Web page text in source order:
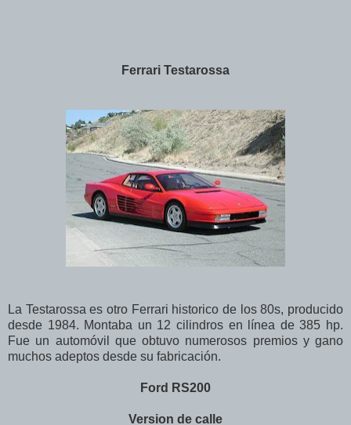
Ferrari Testarossa
La Testarossa es otro Ferrari historico de los 80s, producido
desde 1984. Montaba un 12 cilindros en línea de 385 hp.
Fue un automóvil que obtuvo numerosos premios y gano
muchos adeptos desde su fabricación.
Ford RS200
Version de calle